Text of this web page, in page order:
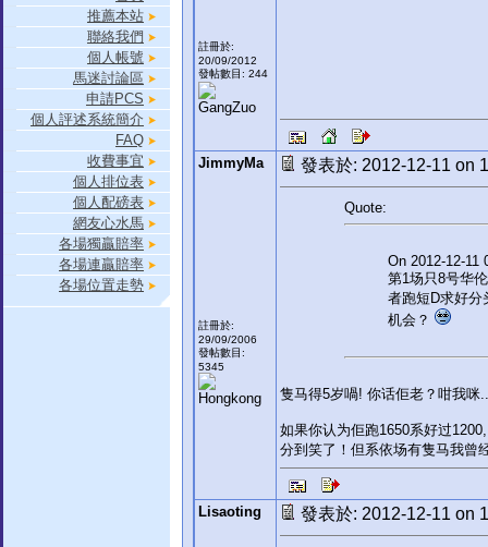
推薦本站
聯絡我們
個人帳號
馬迷討論區
申請PCS
個人評述系統簡介
FAQ
收費事宜
個人排位表
個人配磅表
網友心水馬
各場獨贏賠率
各場連贏賠率
各場位置走勢
註冊於:
20/09/2012
發帖數目: 244
JimmyMa
註冊於:
29/09/2006
發帖數目:
5345
發表於: 2012-12-11 on
Quote:
On 2012-12-11
第1场只8号华
者跑短D求好分
机会？
隻马得5岁喎! 你话佢老？咁我咪
如果你认为佢跑1650系好过
分到笑了！但系依场有隻马我曾
Lisaoting 發表於: 2012-12-11 on